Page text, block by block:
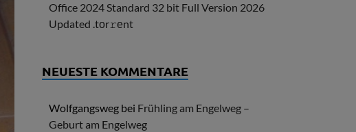
Office 2024 Standard 32 bit Full Version 2026
Updated .tоr𝚛еnt
NEUESTE KOMMENTARE
Wolfgangsweg bei Frühling am Engelweg –
Geburt am Engelweg